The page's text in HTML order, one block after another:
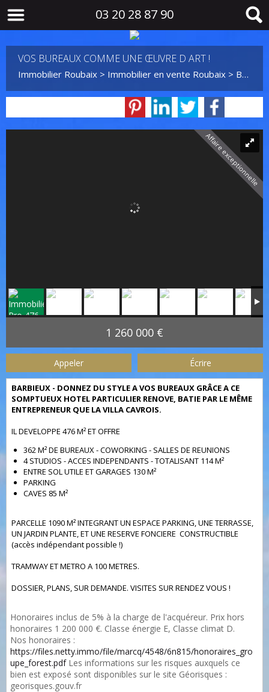
03 20 28 87 90
VOS BUREAUX COMME UNE ŒUVRE D ART !
Immobilier Roubaix > Immobilier en vente Roubaix > Bureau en vente Roubaix
Affaire exceptionnelle
1 260 000 €
Appeler Écrire
BARBIEUX - DONNEZ DU STYLE A VOS BUREAUX GRÂCE A CE
SOMPTUEUX HOTEL PARTICULIER RENOVE, BATIE PAR LE MÊME
ENTREPRENEUR QUE LA VILLA CAVROIS.
IL DEVELOPPE 476 M² ET OFFRE
362 M² DE BUREAUX - COWORKING - SALLES DE REUNIONS
4 STUDIOS - ACCES INDEPENDANTS - TOTALISANT 114 M²
ENTRE SOL UTILE ET GARAGES 130 M²
PARKING
CAVES 85 M²
PARCELLE 1090 M² INTEGRANT UN ESPACE PARKING, UNE TERRASSE,
UN JARDIN PLANTE, ET UNE RESERVE FONCIERE CONSTRUCTIBLE
(accès indépendant possible !)
TRAMWAY ET METRO A 100 METRES.
DOSSIER, PLANS, SUR DEMANDE. VISITES SUR RENDEZ VOUS !
Honoraires inclus de 5% à la charge de l'acquéreur. Prix hors
honoraires 1 200 000 €. Classe énergie E, Classe climat D.
Nos honoraires :
https://files.netty.immo/file/marcq/4548/6n815/honoraires_gro
upe_forest.pdfLes informations sur les risques auxquels ce
bien est exposé sont disponibles sur le site Géorisques :
georisques.gouv.fr